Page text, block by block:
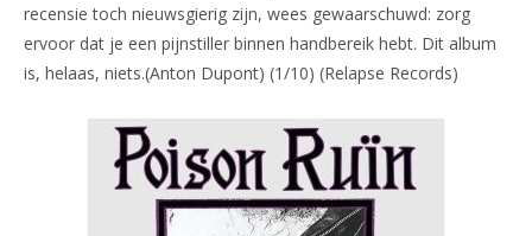
recensie toch nieuwsgierig zijn, wees gewaarschuwd: zorg
ervoor dat je een pijnstiller binnen handbereik hebt. Dit album
is, helaas, niets.(Anton Dupont) (1/10) (Relapse Records)